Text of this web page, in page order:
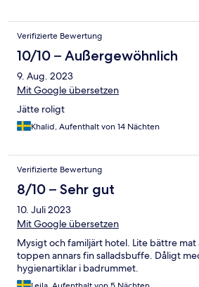
Verifizierte Bewertung
10/10 – Außergewöhnlich
9. Aug. 2023
Mit Google übersetzen
Jätte roligt
Khalid, Aufenthalt von 14 Nächten
Verifizierte Bewertung
8/10 – Sehr gut
10. Juli 2023
Mit Google übersetzen
Mysigt och familjärt hotel. Lite bättre
toppen annars fin salladsbuffe. Dåligt
hygienartiklar i badrummet.